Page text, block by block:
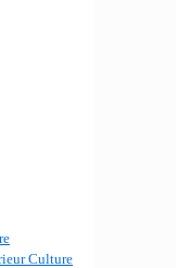
Culture